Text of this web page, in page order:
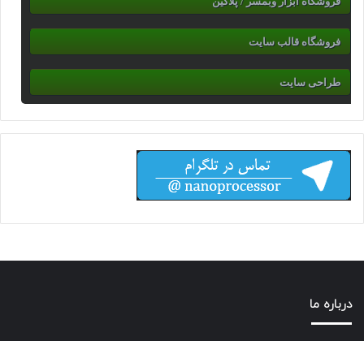
فروشگاه قالب سایت
طراحی سایت
درباره ما